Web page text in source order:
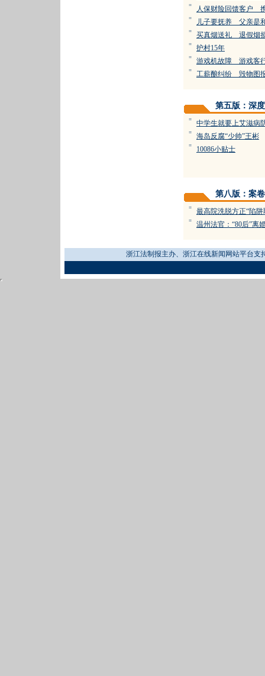
= 人保财险回馈客户
= 儿子要抚养 父亲是
= 买真烟送礼 退假烟
= 护村15年
= 游戏机故障 游戏客
= 工薪酿纠纷 毁物图
第五版：深度
= 中学生就要上艾滋病
= 海岛反腐“少帅”王彬
= 10086小贴士
第八版：案卷
= 最高院洗脱方正“陷阱
= 温州法官：“80后”离
浙江法制报主办、浙江在线新闻网站平台